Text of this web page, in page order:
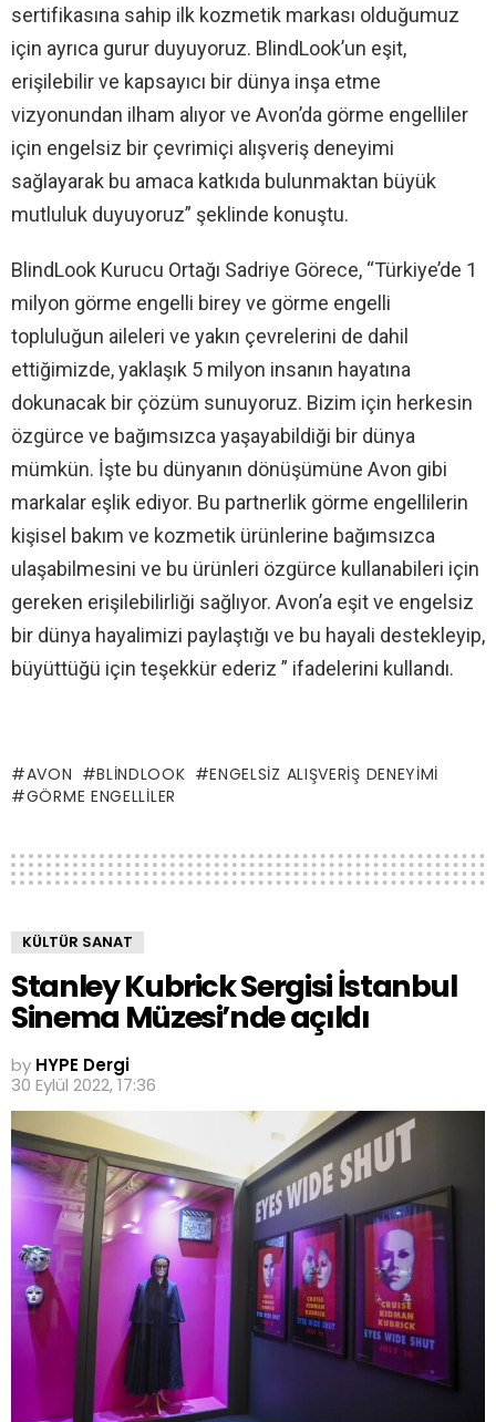
sertifikasına sahip ilk kozmetik markası olduğumuz
için ayrıca gurur duyuyoruz. BlindLook’un eşit,
erişilebilir ve kapsayıcı bir dünya inşa etme
vizyonundan ilham alıyor ve Avon’da görme engelliler
için engelsiz bir çevrimiçi alışveriş deneyimi
sağlayarak bu amaca katkıda bulunmaktan büyük
mutluluk duyuyoruz” şeklinde konuştu.
BlindLook Kurucu Ortağı Sadriye Görece, “Türkiye’de 1
milyon görme engelli birey ve görme engelli
topluluğun aileleri ve yakın çevrelerini de dahil
ettiğimizde, yaklaşık 5 milyon insanın hayatına
dokunacak bir çözüm sunuyoruz. Bizim için herkesin
özgürce ve bağımsızca yaşayabildiği bir dünya
mümkün. İşte bu dünyanın dönüşümüne Avon gibi
markalar eşlik ediyor. Bu partnerlik görme engellilerin
kişisel bakım ve kozmetik ürünlerine bağımsızca
ulaşabilmesini ve bu ürünleri özgürce kullanabileri için
gereken erişilebilirliği sağlıyor. Avon’a eşit ve engelsiz
bir dünya hayalimizi paylaştığı ve bu hayali destekleyip,
büyüttüğü için teşekkür ederiz ” ifadelerini kullandı.
AVON BLINDLOOK
ENGELSIZ ALIŞVERIŞ DENEYIMI
GÖRME ENGELLILER
KÜLTÜR SANAT
Stanley Kubrick Sergisi İstanbul
Sinema Müzesi’nde açıldı
by HYPE Dergi
30 Eylül 2022, 17:36